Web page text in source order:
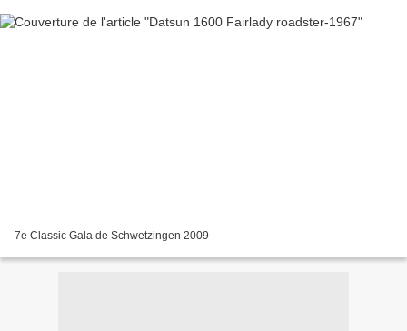
7e Classic Gala de Schwetzingen 2009